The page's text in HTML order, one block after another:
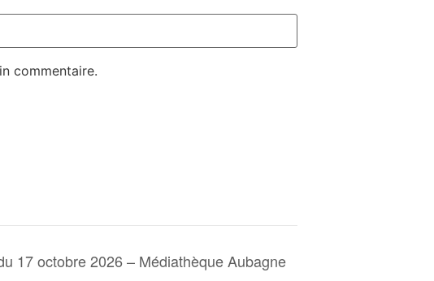
commentaire.
17 octobre 2026 – Médiathèque Aubagne